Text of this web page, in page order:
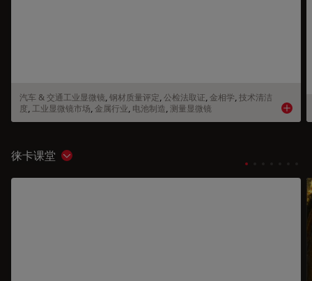
汽车 & 交通工业显微镜 钢材质量评定 公检法取证 金相学 技术清洁
度 工业显微镜市场 金属行业 电池制造 测量显微镜
徕卡课堂 Show subnavigation